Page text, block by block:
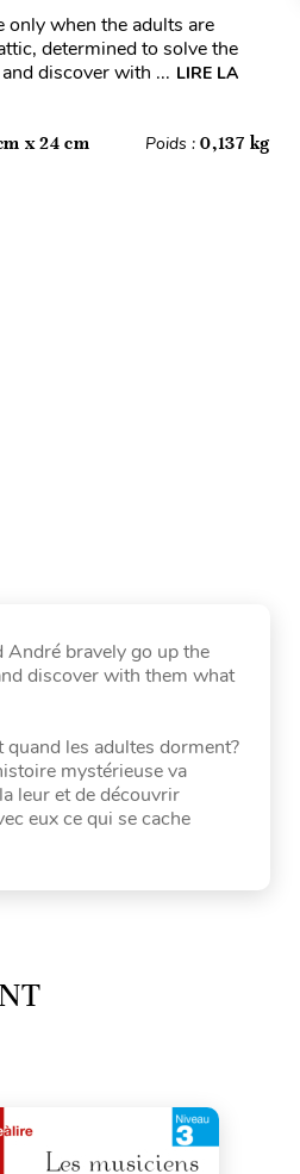
when the adults are
determined to solve the
discover with ... LIRE LA
x 24 cm Poids :0,137 kg
André bravely go up the
discover with them what
les adultes dorment?
mystérieuse va
leur et de découvrir
eux ce qui se cache